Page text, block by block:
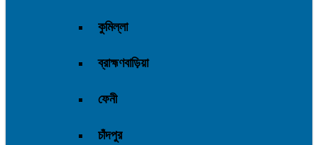
কুমিল্লা
ব্রাহ্মণবাড়িয়া
ফেনী
চাঁদপুর